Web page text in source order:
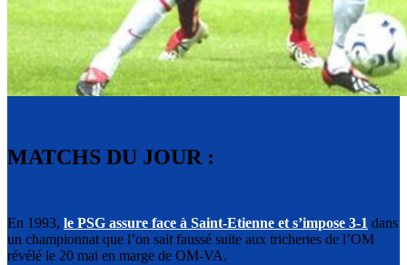
MATCHS DU JOUR :
En 1993, le PSG assure face à Saint-Etienne et s’impose 3-1 dans
un championnat que l’on sait faussé suite aux tricheries de l’OM
révélé le 20 mai en marge de OM-VA.